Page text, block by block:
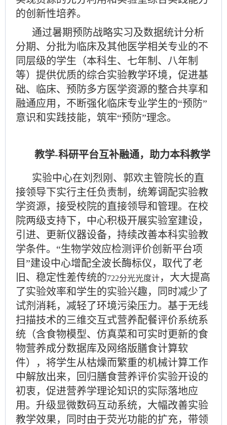
的创新性培养。
通过暑期预防战略实习及数据统计分析
分期、分批为临床及其他医学相关专业的不
同层级的学生（本科生、七年制、八年制
等）提供优质的综合实验教学环境，促进基
础、临床、预防多方医学资源的整合共享和
融通应用，不断强化临床专业学生的“预防”
意识和实践技能，筑牢“预防”理念。
教学-科研平台互补融通，助力本科教学
实验中心在刘烈刚、郭欢主管院长的直
接领导下实行主任负责制，统筹调配实验教
学资源，接受校院的直接领导和管理。在校
院两级支持下，中心积极开展实验室建设，
引 进、更新仪器设备， 持续改善本科实验教
学条件。 “生物学效应检测评价创新平台项
目”建设中心增配全波长酶标仪， 取代了老
旧、稳定性差传统的722分光光度计， 大大提高
了实验效率和学生的实验兴趣，同时减少了
试剂消耗，减轻了环境污染压力。基于无线
扫描技术的三维交互式营养配餐评价系统系
统（含食物模型、仿真菜和可实时更新的食
物营养成分数据库及网络版膳食计算软
件），将学生从枯燥而繁重的机械计算工作
中解放出来，回归膳食营养评价实验开设的
初衷，促进营养学理论知识的实际落地应
用。升级显微数码互动系统，大幅改善实验
教学效果，同时由于荧光功能的扩充，带领